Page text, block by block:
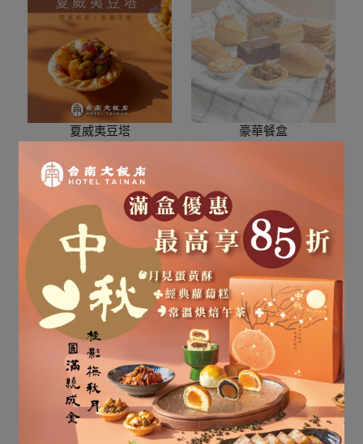
夏威夷豆塔
加入購物車
豪華餐盒
【金門圓頭肉乾】小農酒
糟牛肉乾(辣味)
NT$260
加入購物車
精緻餐盒
NT$220
已售完